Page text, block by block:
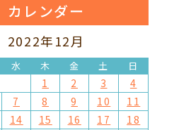
カレンダー
2022年12月
水 木 金 土 日
1 2 3
4
7 8 9 10
11
14 15 16 17
18